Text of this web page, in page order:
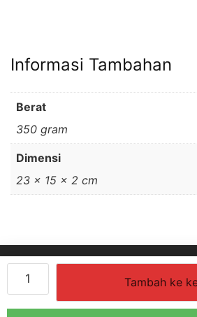
Fiqih
Buku
Tambah ke
Informasi Tambahan
Berat
350 gram
Dimensi
23 × 15 × 2 cm
KUPAS
UNDUH ILMU